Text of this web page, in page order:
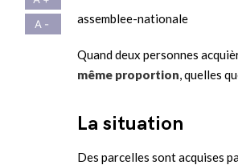
assemblee-nationale
Quand deux personnes
même proportion, quelles
La situation
Des parcelles sont acquises